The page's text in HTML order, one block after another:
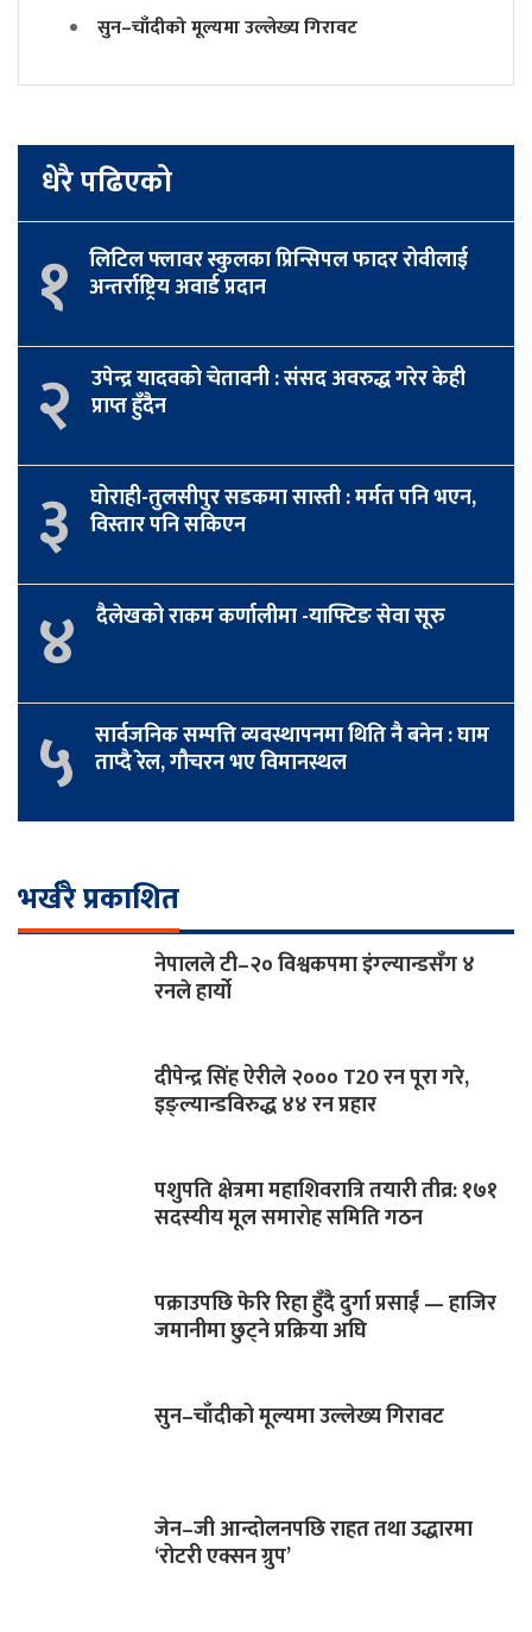
सुन–चाँदीको मूल्यमा उल्लेख्य गिरावट
धेरै पढिएको
१ लिटिल फ्लावर स्कुलका प्रिन्सिपल फादर रोवीलाई
अन्तर्राष्ट्रिय अवार्ड प्रदान
२ उपेन्द्र यादवको चेतावनी : संसद अवरुद्ध गरेर केही
प्राप्त हुँदैन
३ घोराही-तुलसीपुर सडकमा सास्ती : मर्मत पनि भएन,
विस्तार पनि सकिएन
४ दैलेखको राकम कर्णालीमा -याफ्टिङ सेवा सूरु
५ सार्वजनिक सम्पत्ति व्यवस्थापनमा थिति नै बनेन : घाम
ताप्दै रेल, गौचरन भए विमानस्थल
भर्खरै प्रकाशित
नेपालले टी–२० विश्वकपमा इंग्ल्यान्डसँग ४
रनले हार्यो
दीपेन्द्र सिंह ऐरीले २००० T20 रन पूरा गरे,
इङ्ल्यान्डविरुद्ध ४४ रन प्रहार
पशुपति क्षेत्रमा महाशिवरात्रि तयारी तीव्र: १७१
सदस्यीय मूल समारोह समिति गठन
पक्राउपछि फेरि रिहा हुँदै दुर्गा प्रसाईं — हाजिर
जमानीमा छुट्ने प्रक्रिया अघि
सुन–चाँदीको मूल्यमा उल्लेख्य गिरावट
जेन–जी आन्दोलनपछि राहत तथा उद्धारमा
‘रोटरी एक्सन ग्रुप’